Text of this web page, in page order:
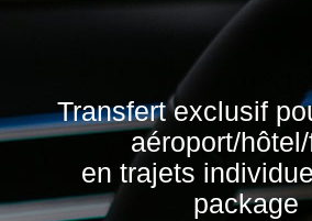
Transfert exclusif
aéroport/
en trajets
package